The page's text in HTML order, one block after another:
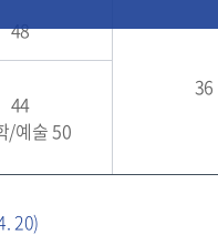
48
36
44
/예술 50
20)